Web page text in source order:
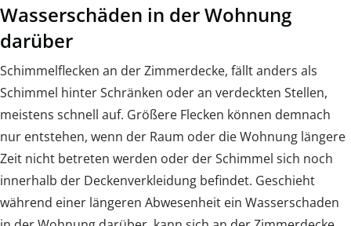
Wasserschäden in der Wohnung
darüber
Schimmelflecken an der Zimmerdecke, fällt anders als
Schimmel hinter Schränken oder an verdeckten Stellen,
meistens schnell auf. Größere Flecken können demnach
nur entstehen, wenn der Raum oder die Wohnung längere
Zeit nicht betreten werden oder der Schimmel sich noch
innerhalb der Deckenverkleidung befindet. Geschieht
während einer längeren Abwesenheit ein Wasserschaden